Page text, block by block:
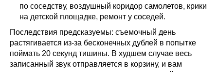
по соседству, воздушный коридор самолетов, крики
на детской площадке, ремонт у соседей.
Последствия предсказуемы: съемочный день
растягивается из-за бесконечных дублей в попытке
поймать 20 секунд тишины. В худшем случае весь
записанный звук отправляется в корзину, и вам